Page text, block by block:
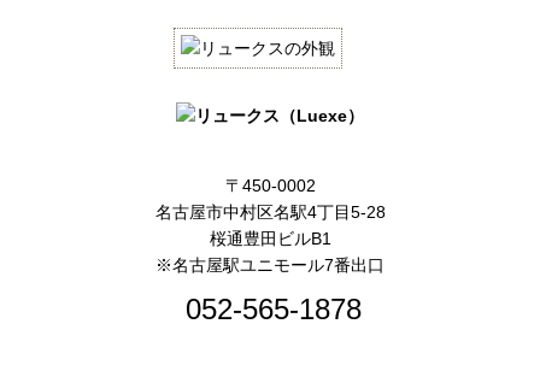
〒450-0002
名古屋市中村区名駅4丁目5-28
桜通豊田ビルB1
※名古屋駅ユニモール7番出口
052-565-1878